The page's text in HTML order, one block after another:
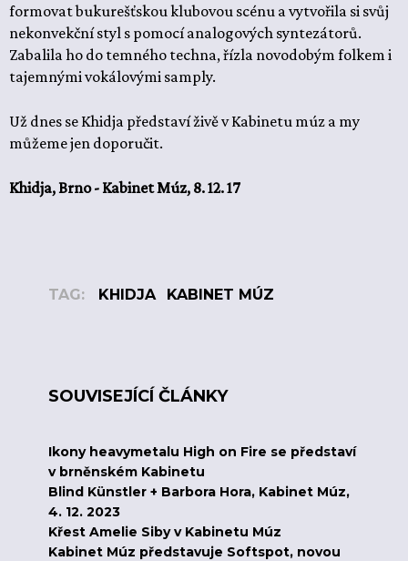
formovat bukurešťskou klubovou scénu a vytvořila si svůj
nekonvekční styl s pomocí analogových syntezátorů.
Zabalila ho do temného techna, řízla novodobým folkem i
tajemnými vokálovými samply.
Už dnes se Khidja představí živě v Kabinetu múz a my
můžeme jen doporučit.
Khidja, Brno - Kabinet Múz, 8. 12. 17
TAG: KHIDJA KABINET MÚZ
SOUVISEJÍCÍ ČLÁNKY
Ikony heavymetalu High on Fire se představí
v brněnském Kabinetu
Blind Künstler + Barbora Hora, Kabinet Múz,
4. 12. 2023
Křest Amelie Siby v Kabinetu Múz
Kabinet Múz představuje Softspot, novou